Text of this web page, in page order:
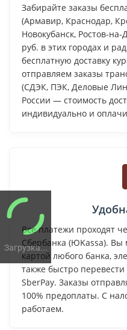
Загрузка...
Забирайте заказы
(Армавир, Краснодар,
Новокубанск, Ростов-
руб. в этих городах и
бесплатную доставку
отправляем заказы
(СДЭК, ПЭК, Деловые
России — стоимость
индивидуально и
Все платежи проходят
Сбербанка (ЮKassa). Вы
картой любого банка,
также быстро
SberPay. Заказы
100% предоплаты. С
работаем.